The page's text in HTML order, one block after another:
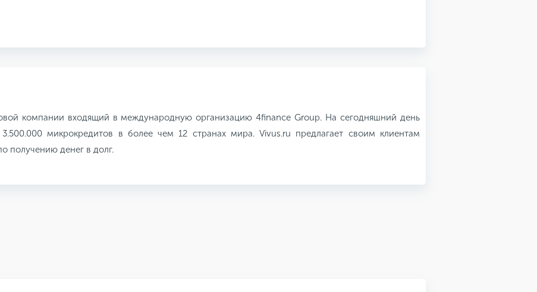
компании входящий в международную организацию 4finance Group. На сегодняшний день
микрокредитов в более чем 12 странах мира. Vivus.ru предлагает своим клиентам
получению денег в долг.